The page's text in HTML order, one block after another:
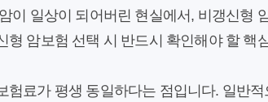
이 일상이 되어버린 현실에서, 비갱신형
형 암보험 선택 시 반드시 확인해야 할 핵
험료가 평생 동일하다는 점입니다. 일반